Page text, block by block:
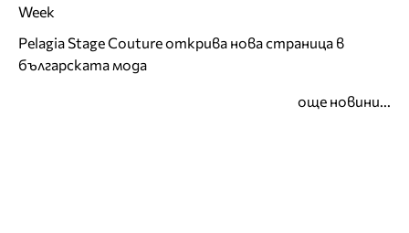
Week
Pelagia Stage Couture открива нова страница в
българската мода
още новини...